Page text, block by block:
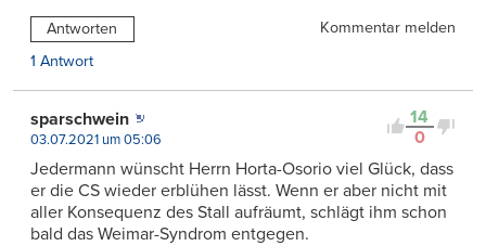
Antworten
Kommentar melden
1 Antwort
14
0
sparschwein
03.07.2021 um 05:06
Jedermann wünscht Herrn Horta-Osorio viel Glück, dass
er die CS wieder erblühen lässt. Wenn er aber nicht mit
aller Konsequenz des Stall aufräumt, schlägt ihm schon
bald das Weimar-Syndrom entgegen.